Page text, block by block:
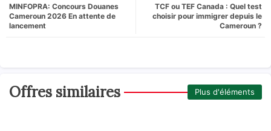
TCF ou TEF Canada : Quel test
choisir pour immigrer depuis le
Cameroun ?
MINFOPRA: Concours Douanes
Cameroun 2026 En attente de
lancement
Offres similaires Plus d'éléments